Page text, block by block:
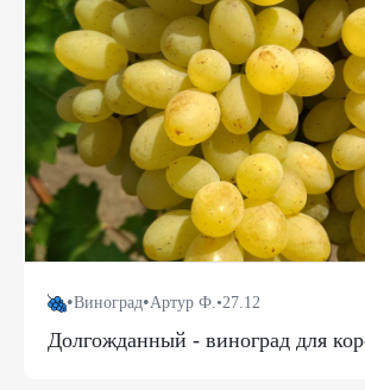
•Виноград•Артур Ф.•27.12
Долгожданный - виноград для